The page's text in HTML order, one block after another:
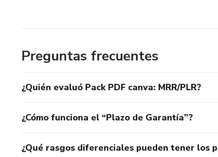
Preguntas frecuentes
¿Quién evaluó Pack PDF canva: MRR/PLR?
¿Cómo funciona el “Plazo de Garantía”?
¿Qué rasgos diferenciales pueden tener los